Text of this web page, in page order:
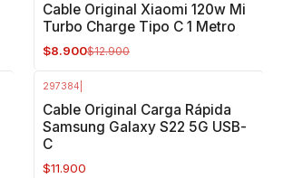
Cable Original Xiaomi 120w Mi
Turbo Charge Tipo C 1 Metro
$8.900$12.900
297384
Cable Original Carga Rápida
Samsung Galaxy S22 5G USB-
C
$11.900